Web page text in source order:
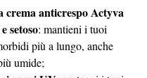
crema anticrespo Actyva
setoso: mantieni i tuoi
più a lungo, anche
umide;